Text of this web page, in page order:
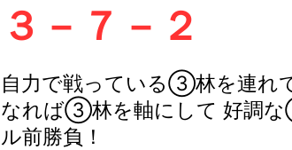
３－７－２
自力で戦っている③林を連れ
なれば③林を軸にして 好調
ル前勝負！